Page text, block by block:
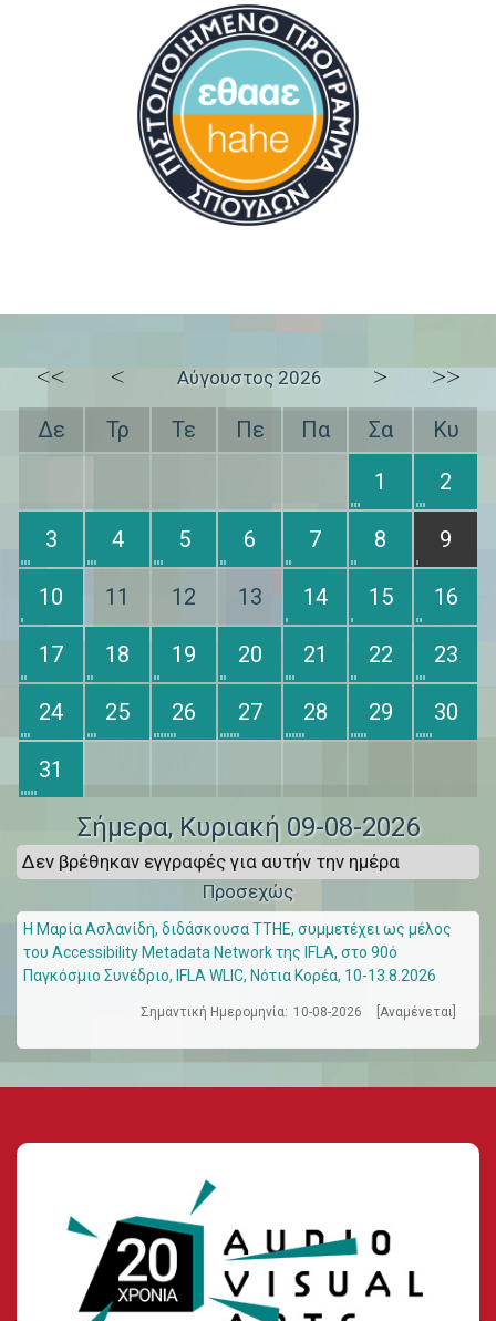
<< < Αύγουστος 2026 > >>
Δε Τρ Τε Πε Πα Σα
Κυ
1
2
3 4 5 6 7 8 9
10 11 12 13 14 15 16
17 18 19 20 21 22 23
24 25 26 27 28 29 30
31
Σήμερα, Κυριακή 09-08-2026
Δεν βρέθηκαν εγγραφές για αυτήν την ημέρα
Προσεχώς
Η Μαρία Ασλανίδη, διδάσκουσα ΤΤΗΕ, συμμετέχει ως μέλος
του Accessibility Metadata Network της IFLA, στο 90ό
Παγκόσμιο Συνέδριο, IFLA WLIC, Νότια Κορέα, 10-13.8.2026
Σημαντική Ημερομηνία: 10-08-2026 [Αναμένεται]